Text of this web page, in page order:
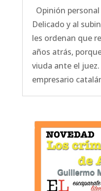
Opinión
Delicado y al
les ordenan que
años atrás,
viuda ante el
empresario